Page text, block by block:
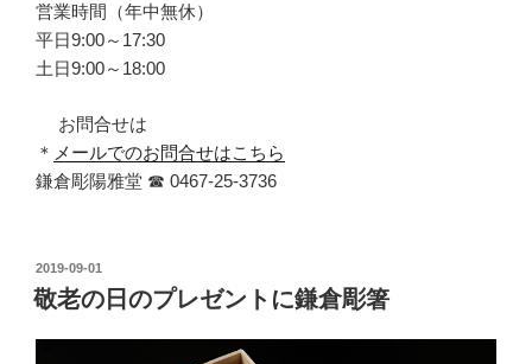
営業時間（年中無休）
平日9:00～17:30
土日9:00～18:00
お問合せは
＊ メールでのお問合せはこちら
鎌倉彫陽雅堂 ☎ 0467‐25‐3736
投
稿
日:
2019-09-01
敬老の日のプレゼントに鎌倉彫箸